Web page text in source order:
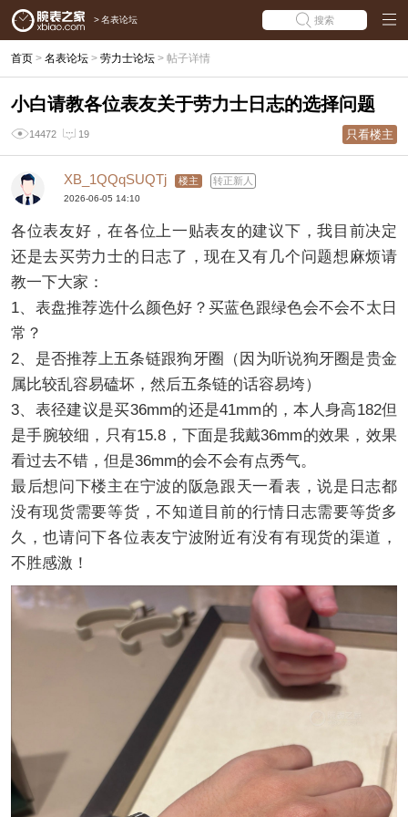
> 名表论坛 搜索
首页 > 名表论坛 > 劳力士论坛 > 帖子详情
小白请教各位表友关于劳力士日志的选择问题
14472 19 只看楼主
XB_1QQqSUQTj 楼主 转正新人
2026-06-05 14:10
各位表友好，在各位上一贴表友的建议下，我目前决定
还是去买劳力士的日志了，现在又有几个问题想麻烦请
教一下大家：
1、表盘推荐选什么颜色好？买蓝色跟绿色会不会不太日
常？
2、是否推荐上五条链跟狗牙圈（因为听说狗牙圈是贵金
属比较乱容易磕坏，然后五条链的话容易垮）
3、表径建议是买36mm的还是41mm的，本人身高182但
是手腕较细，只有15.8，下面是我戴36mm的效果，效果
看过去不错，但是36mm的会不会有点秀气。
最后想问下楼主在宁波的阪急跟天一看表，说是日志都
没有现货需要等货，不知道目前的行情日志需要等货多
久，也请问下各位表友宁波附近有没有有现货的渠道，
不胜感激！